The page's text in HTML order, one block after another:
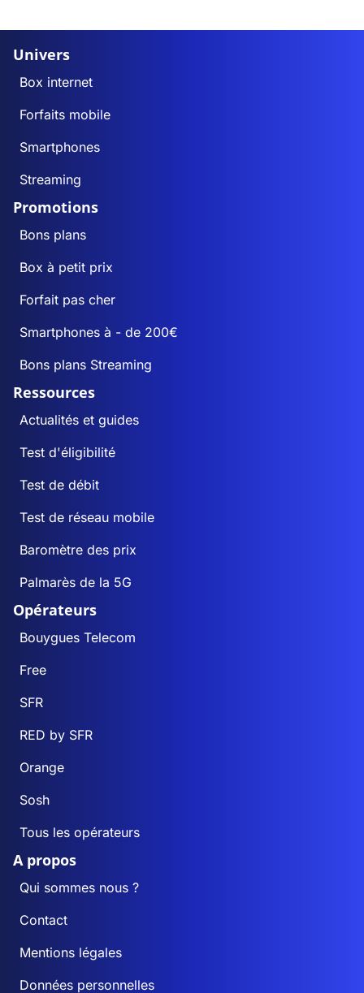
Univers
Box internet
Forfaits mobile
Smartphones
Streaming
Promotions
Bons plans
Box à petit prix
Forfait pas cher
Smartphones à - de 200€
Bons plans Streaming
Ressources
Actualités et guides
Test d'éligibilité
Test de débit
Test de réseau mobile
Baromètre des prix
Palmarès de la 5G
Opérateurs
Bouygues Telecom
Free
SFR
RED by SFR
Orange
Sosh
Tous les opérateurs
A propos
Qui sommes nous ?
Contact
Mentions légales
Données personnelles